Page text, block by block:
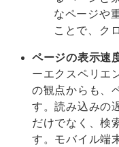
なページや
ことで、ク
ページの表示速
ーエクスペリエ
の観点からも、
す。読み込みの
だけでなく、検
す。モバイル端